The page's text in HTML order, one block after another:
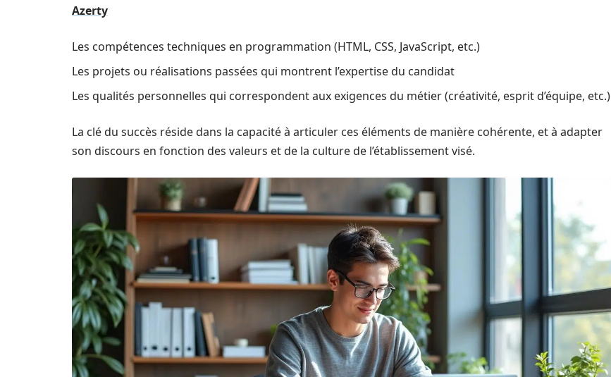
Azerty
Les compétences techniques en programmation (HTML, CSS, JavaScript, etc.)
Les projets ou réalisations passées qui montrent l’expertise du candidat
Les qualités personnelles qui correspondent aux exigences du métier (créativité, esprit d’équipe, etc.)
La clé du succès réside dans la capacité à articuler ces éléments de manière cohérente, et à adapter
son discours en fonction des valeurs et de la culture de l’établissement visé.